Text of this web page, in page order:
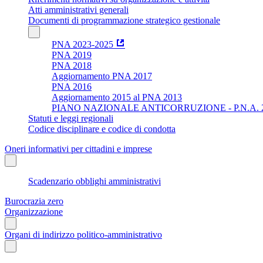
Atti amministrativi generali
Documenti di programmazione strategico gestionale
PNA 2023-2025
PNA 2019
PNA 2018
Aggiornamento PNA 2017
PNA 2016
Aggiornamento 2015 al PNA 2013
PIANO NAZIONALE ANTICORRUZIONE - P.N.A.
Statuti e leggi regionali
Codice disciplinare e codice di condotta
Oneri informativi per cittadini e imprese
Scadenzario obblighi amministrativi
Burocrazia zero
Organizzazione
Organi di indirizzo politico-amministrativo